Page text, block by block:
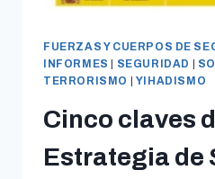
FUERZAS Y CUERPOS DE
INFORMES
SEGURIDAD
TERRORISMO
YIHADISMO
Cinco claves
Estrategia de